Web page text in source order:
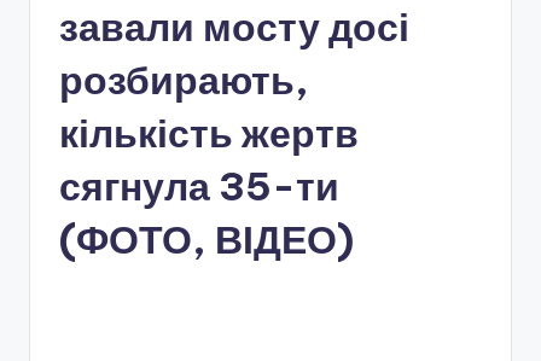
завали мосту досі
розбирають,
кількість жертв
сягнула 35-ти
(ФОТО, ВІДЕО)